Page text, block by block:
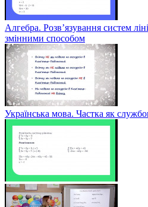
Алгебра. Розв’язування систем
змінними способом
Українська мова. Частка як